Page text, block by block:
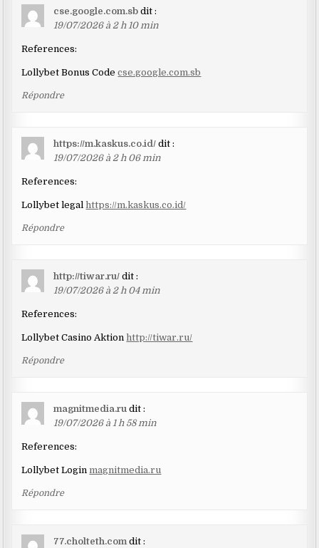
cse.google.com.sb dit :
19/07/2026 à 2 h 10 min
References:
Lollybet Bonus Codecse.google.com.sb
Répondre
https://m.kaskus.co.id/ dit :
19/07/2026 à 2 h 06 min
References:
Lollybet legalhttps://m.kaskus.co.id/
Répondre
http://tiwar.ru/ dit :
19/07/2026 à 2 h 04 min
References:
Lollybet Casino Aktion http://tiwar.ru/
Répondre
magnitmedia.ru dit :
19/07/2026 à 1 h 58 min
References:
Lollybet Loginmagnitmedia.ru
Répondre
77.cholteth.com dit :